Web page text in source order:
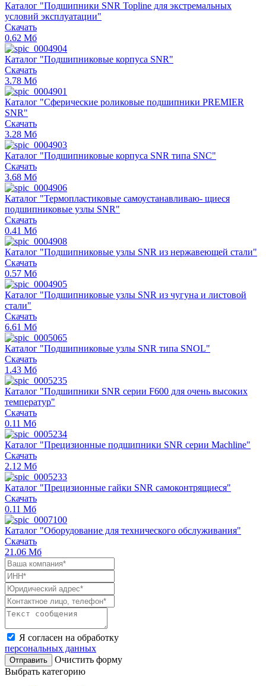
Каталог "Подшипники SNR Topline для экстремальных
условий эксплуатации"
Скачать
0.62‬ Мб
Каталог "Подшипниковые корпуса SNR"
Скачать
3.78‬ Мб
Каталог "Сферические роликовые подшипники PREMIER
SNR"
Скачать
3.28‬ Мб
Каталог "Подшипниковые корпуса SNR типа SNC"
Скачать
3.68‬ Мб
Каталог "Термопластиковые самоустанавливаю- щиеся
подшипниковые узлы SNR"
Скачать
0.41‬ Мб
Каталог "Подшипниковые узлы SNR из нержавеющей стали"
Скачать
0.57‬ Мб
Каталог "Подшипниковые узлы SNR из чугуна и листовой
стали"
Скачать
6.61‬ Мб
Каталог "Подшипниковые узлы SNR типа SNOL"
Скачать
1.43‬ Мб
Каталог "Подшипники SNR серии F600 для очень высоких
температур"
Скачать
0.11‬ Мб
Каталог "Прецизионные подшипники SNR серии Machline"
Скачать
2.12‬ Мб
Каталог "Прецизионные гайки SNR самоконтрящиеся"
Скачать
0.11‬ Мб
Каталог "Оборудование для технического обслуживания"
Скачать
21.06‬ Мб
Я согласен на обработку
персональных данных
Очистить форму
Выбрать категорию